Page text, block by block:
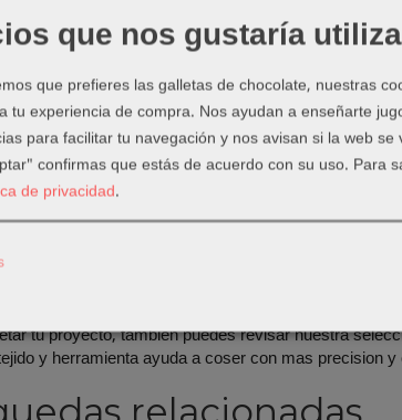
elegir este
cuando necesites precision, puntadas finas o
de uso
aguja nueva para proyectos delicados.
varias capas si el tejido es muy denso.
con hilo fino y de buena calidad.
tu proyecto, tambien puedes revisar nuestra
y herramienta ayuda a coser con mas precision
relacionadas
que nos gustaría
que prefieres las galletas de chocolate, nuestras
tu experiencia de compra. Nos ayudan a enseñarte
para facilitar tu navegación y nos avisan si la web se
confirmas que estás de acuerdo con su uso. Para
de privacidad.